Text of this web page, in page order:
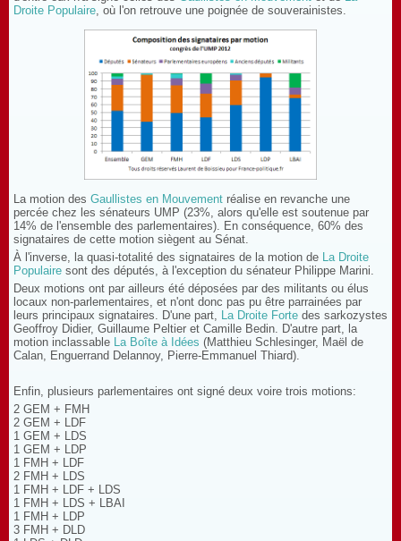
Droite Populaire, où l'on retrouve une poignée de souverainistes.
La motion des Gaullistes en Mouvement réalise en revanche une
percée chez les sénateurs UMP (23%, alors qu'elle est soutenue par
14% de l'ensemble des parlementaires). En conséquence, 60% des
signataires de cette motion siègent au Sénat.
À l'inverse, la quasi-totalité des signataires de la motion de La Droite
Populaire sont des députés, à l'exception du sénateur Philippe Marini.
Deux motions ont par ailleurs été déposées par des militants ou élus
locaux non-parlementaires, et n'ont donc pas pu être parrainées par
leurs principaux signataires. D'une part, La Droite Forte des sarkozystes
Geoffroy Didier, Guillaume Peltier et Camille Bedin. D'autre part, la
motion inclassable La Boîte à Idées (Matthieu Schlesinger, Maël de
Calan, Enguerrand Delannoy, Pierre-Emmanuel Thiard).
Enfin, plusieurs parlementaires ont signé deux voire trois motions:
2 GEM + FMH
2 GEM + LDF
1 GEM + LDS
1 GEM + LDP
1 FMH + LDF
2 FMH + LDS
1 FMH + LDF + LDS
1 FMH + LDS + LBAI
1 FMH + LDP
3 FMH + DLD